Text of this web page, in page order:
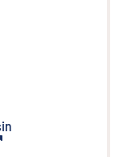
linkki